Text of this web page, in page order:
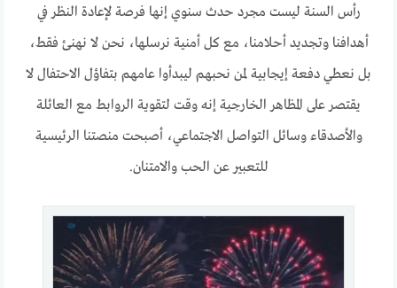
رأس السنة ليست مجرد حدث سنوي إنها فرصة لإعادة النظر في
أهدافنا وتجديد أحلامنا، مع كل أمنية نرسلها، نحن لا نهنئ فقط،
بل نعطي دفعة إيجابية لمن نحبهم ليبدأوا عامهم بتفاؤل الاحتفال لا
يقتصر على المظاهر الخارجية إنه وقت لتقوية الروابط مع العائلة
والأصدقاء وسائل التواصل الاجتماعي، أصبحت منصتنا الرئيسية
للتعبير عن الحب والامتنان.